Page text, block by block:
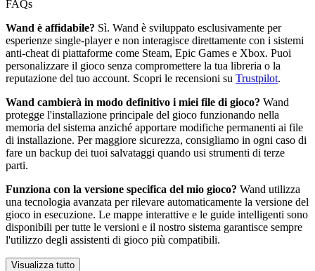
FAQs
Wand è affidabile? Sì. Wand è sviluppato esclusivamente per
esperienze single-player e non interagisce direttamente con i sistemi
anti-cheat di piattaforme come Steam, Epic Games e Xbox. Puoi
personalizzare il gioco senza compromettere la tua libreria o la
reputazione del tuo account. Scopri le recensioni su Trustpilot.
Wand cambierà in modo definitivo i miei file di gioco? Wand
protegge l'installazione principale del gioco funzionando nella
memoria del sistema anziché apportare modifiche permanenti ai file
di installazione. Per maggiore sicurezza, consigliamo in ogni caso di
fare un backup dei tuoi salvataggi quando usi strumenti di terze
parti.
Funziona con la versione specifica del mio gioco? Wand utilizza
una tecnologia avanzata per rilevare automaticamente la versione del
gioco in esecuzione. Le mappe interattive e le guide intelligenti sono
disponibili per tutte le versioni e il nostro sistema garantisce sempre
l'utilizzo degli assistenti di gioco più compatibili.
Visualizza tutto